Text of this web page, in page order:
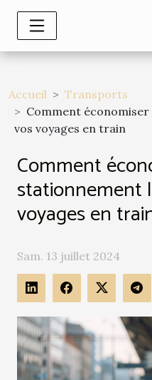
Accueil
Transports
Comment
vos voyages en train
Comment
stationnement
voyages en
Sam. 13 juillet 2024